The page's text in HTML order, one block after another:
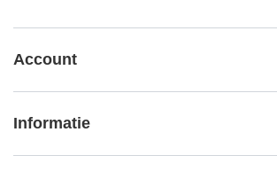
Account
Informatie